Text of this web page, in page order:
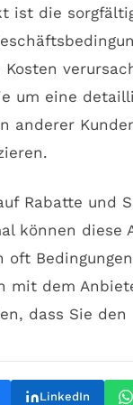
ist die
um eine
anderer
Rabatte und
können
mit dem
dass Sie
LinkedIn